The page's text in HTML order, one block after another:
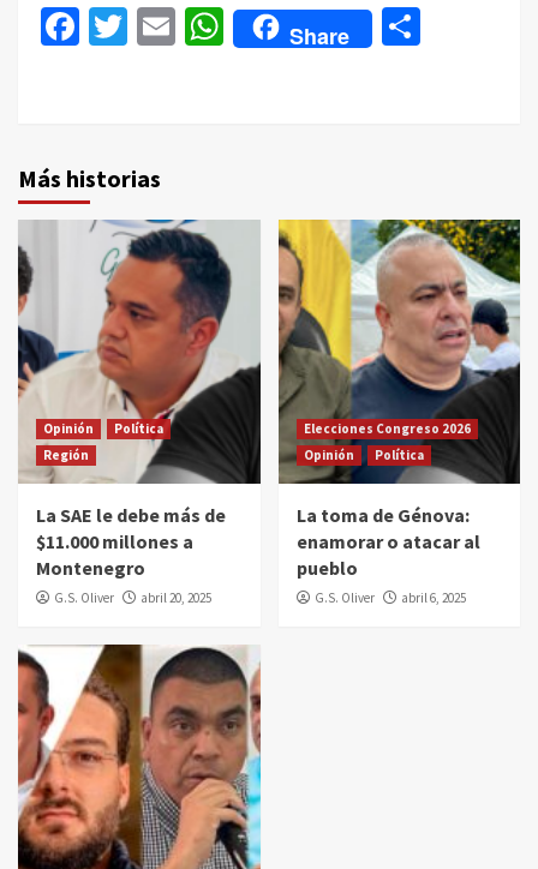
Facebook
Twitter
EmailWhatsApp
Share
Más historias
Opinión
Política
Región
La SAE le debe más de
$11.000 millones a
Montenegro
G.S. Oliver abril 20, 2025
Elecciones Congreso 2026
Opinión
Política
La toma de Génova:
enamorar o atacar al
pueblo
G.S. Oliver abril 6, 2025